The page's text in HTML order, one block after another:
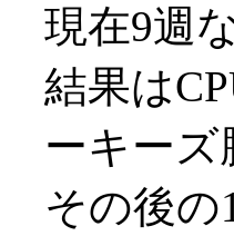
現在9週
結果は
ーキー
その後の